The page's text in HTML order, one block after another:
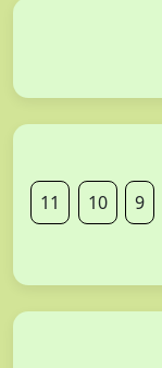
9
10
11